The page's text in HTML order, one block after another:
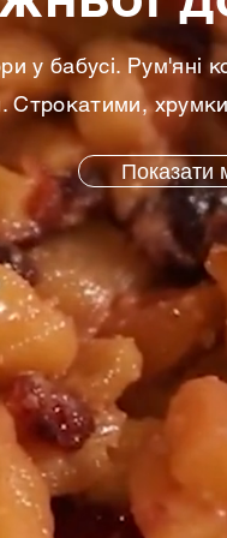
у бабусі. Рум'яні
Строкатими,
Показати